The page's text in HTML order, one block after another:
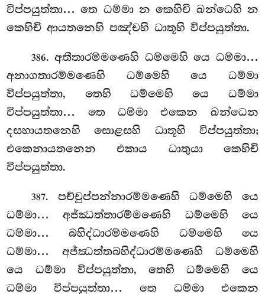
විප්පයුත්තා… තෙ ධම්මා න කෙහිචි ඛන්ධෙහි න
කෙහිචි ආයතනෙහි පඤ්චහි ධාතූහි විප්පයුත්තා.
386. අතීතාරම්මණෙහි ධම්මෙහි යෙ ධම්මා…
අනාගතාරම්මණෙහි ධම්මෙහි යෙ ධම්මා
විප්පයුත්තා, තෙහි ධම්මෙහි යෙ ධම්මා
විප්පයුත්තා… තෙ ධම්මා එකෙන ඛන්ධෙන
දසහායතනෙහි සොළසහි ධාතූහි විප්පයුත්තා;
එකෙනායතනෙන එකාය ධාතුයා කෙහිචි
විප්පයුත්තා.
387. පච්චුප්පන්නාරම්මණෙහි ධම්මෙහි යෙ
ධම්මා… අජ්ඣත්තාරම්මණෙහි ධම්මෙහි යෙ
ධම්මා… බහිද්ධාරම්මණෙහි ධම්මෙහි යෙ
ධම්මා… අජ්ඣත්තබහිද්ධාරම්මණෙහි ධම්මෙහි
යෙ ධම්මා විප්පයුත්තා, තෙහි ධම්මෙහි යෙ
ධම්මා විප්පයුත්තා… තෙ ධම්මා එකෙන